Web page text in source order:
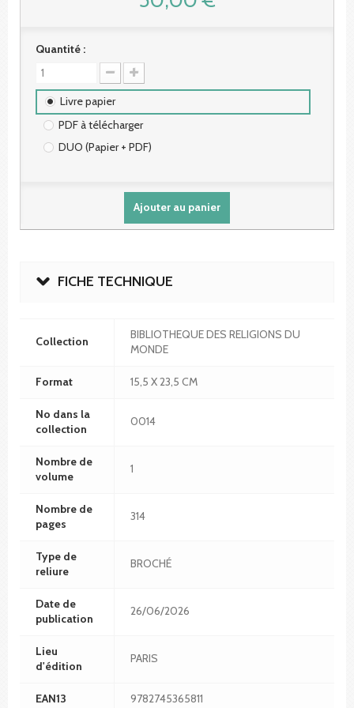
Quantité :
Livre papier
PDF à télécharger
DUO (Papier + PDF)
Ajouter au panier
FICHE TECHNIQUE
Collection
BIBLIOTHEQUE DES RELIGIONS DU
MONDE
Format 15,5 X 23,5 CM
No dans la
collection
0014
Nombre de
volume
1
Nombre de
pages
314
Type de
reliure
BROCHÉ
Date de
publication
26/06/2026
Lieu
d'édition
PARIS
EAN13 9782745365811